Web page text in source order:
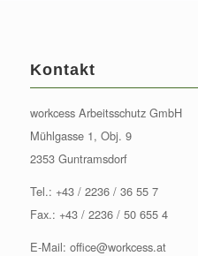
Kontakt
workcess Arbeitsschutz GmbH
Mühlgasse 1, Obj. 9
2353 Guntramsdorf
Tel.: +43 / 2236 / 36 55 7
Fax.: +43 / 2236 / 50 655 4
E-Mail: office@workcess.at